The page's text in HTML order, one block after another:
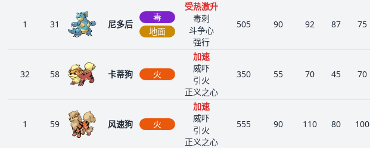
1 31 尼多后
毒
地面
受热激升
毒刺
斗争心
强行
505 90 92 87 75
32 58 卡蒂狗 火
加速
威吓
引火
正义之心
350 55 70 45 70
1 59 风速狗 火
加速
威吓
引火
正义之心
555 90 110 80 100